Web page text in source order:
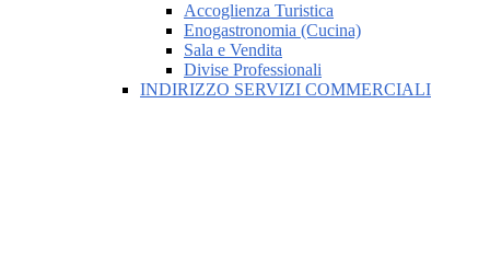
Accoglienza Turistica
Enogastronomia (Cucina)
Sala e Vendita
Divise Professionali
INDIRIZZO SERVIZI COMMERCIALI